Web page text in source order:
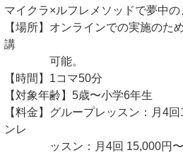
マイクラ×ルフレメソッドで夢中の
【場所】オンラインでの実施のた
講
可能。
【時間】1コマ50分
【対象年齢】5歳〜小学6年生
【料金】グループレッスン：月4
ンレ
ッスン：月4回 15,000円〜